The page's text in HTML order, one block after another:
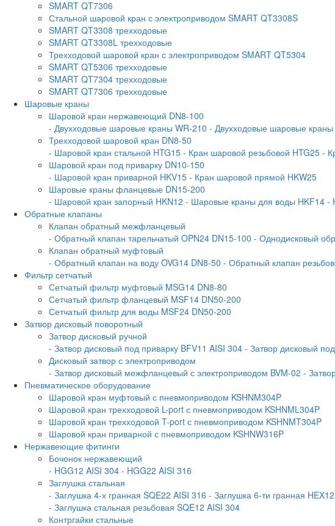
SMART QT7306
Стальной шаровой кран с электроприводом SMART QT3308S
SMART QT3308 трехходовые
SMART QT3308L трехходовые
Трехходовой шаровой кран с электроприводом SMART QT5304
SMART QT5306 трехходовые
SMART QT7304 трехходовые
SMART QT7306 трехходовые
Шаровые краны
Шаровой кран нержавеющий DN8-100
- Двухходовые шаровые краны WR-210 - Двухходовые шаровые краны
Трехходовой шаровой кран DN8-50
- Шаровой кран стальной HTG15 - Кран шаровой резьбовой HTG25 -
Шаровой кран под приварку DN10-150
- Шаровой кран приварной HKV15 - Кран шаровой прямой HKW25
Шаровые краны фланцевые DN15-200
- Шаровой кран запорный HKN12 - Шаровые краны для воды HKF14 -
Обратные клапаны
Клапан обратный межфланцевый
- Обратный клапан тарельчатый OPN24 DN15-100 - Однодисковый
Клапан обратный муфтовый
- Обратный клапан на воду OVG14 DN8-50 - Обратный клапан
Фильтр сетчатый
Сетчатый фильтр муфтовый MSG14 DN8-80
Сетчатый фильтр фланцевый MSF14 DN50-200
Сетчатый фильтр для воды MSF24 DN50-200
Затвор дисковый поворотный
Затвор дисковый ручной
- Затвор дисковый под приварку BFV11 AISI 304 - Затвор дисковый
Дисковый затвор с электроприводом
- Затвор дисковый межфланцевый с электроприводом BVM-02 -
Пневматическое оборудование
Шаровой кран муфтовый с пневмоприводом KSHNM304P
Шаровой кран трехходовой L-port с пневмоприводом KSHNML304P
Шаровой кран трехходовой T-port с пневмоприводом KSHNMT304P
Шаровой кран приварной с пневмоприводом KSHNW316P
Нержавеющие фитинги
Бочонок нержавеющий
- HGG12 AISI 304 - HGG22 AISI 316
Заглушка стальная
- Заглушка 4-х гранная SQE22 AISI 316 - Заглушка 6-ти гранная
- Заглушка стальная резьбовая SQE12 AISI 304
Контргайки стальные